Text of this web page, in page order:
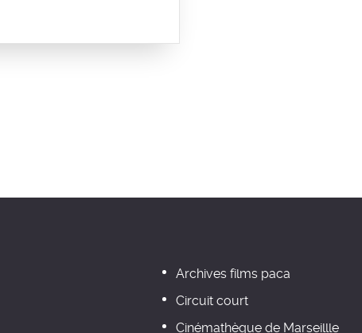
Archives films paca
Circuit court
Cinémathèque de Marseillle